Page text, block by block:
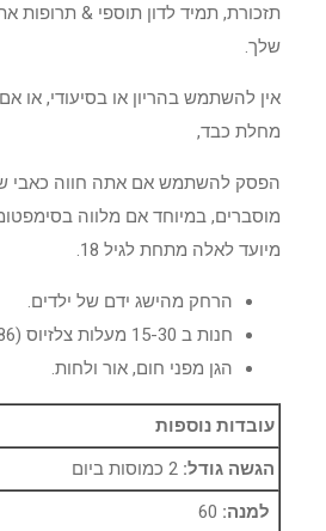
תזכורת, תמיד לדון תוספי & תרופות
שלך.
אין להשתמש בהריון או בסיעודי, או
מחלת כבד,
הפסק להשתמש אם אתה חווה כאבי
מוסברים, במיוחד אם מלווה
מיועד לאלה מתחת לגיל 18.
הרחק מהישג ידם של ילדים.
חנות ב 15-30 מעלות צלזיוס (59-86 מעלות צלזיוס).
הגן מפני חום, אור ולחות.
עובדות נוספות
הגשה גודל:
למנה: